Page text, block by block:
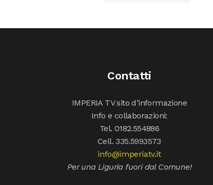
Contatti
IMPERIA TV sito d’informazione
Info e collaborazioni:
Tel. 0182.554886
Cell. 335.5993573
info@imperiatv.it
Per una Liguria fuori dal Comune!